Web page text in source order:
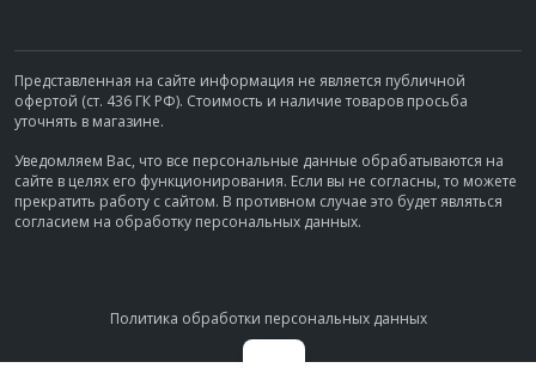
Представленная на сайте информация не является публичной
офертой (ст. 436 ГК РФ). Стоимость и наличие товаров просьба
уточнять в магазине.
Уведомляем Вас, что все персональные данные обрабатываются на
сайте в целях его функционирования. Если вы не согласны, то можете
прекратить работу с сайтом. В противном случае это будет являться
согласием на обработку персональных данных.
Политика обработки персональных данных